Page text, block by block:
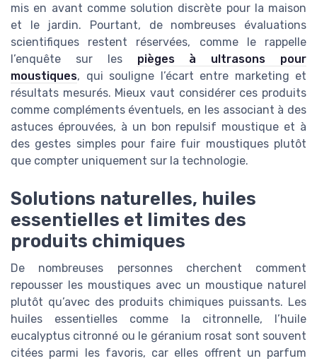
mis en avant comme solution discrète pour la maison
et le jardin. Pourtant, de nombreuses évaluations
scientifiques restent réservées, comme le rappelle
l’enquête sur les pièges à ultrasons pour
moustiques, qui souligne l’écart entre marketing et
résultats mesurés. Mieux vaut considérer ces produits
comme compléments éventuels, en les associant à des
astuces éprouvées, à un bon repulsif moustique et à
des gestes simples pour faire fuir moustiques plutôt
que compter uniquement sur la technologie.
Solutions naturelles, huiles
essentielles et limites des
produits chimiques
De nombreuses personnes cherchent comment
repousser les moustiques avec un moustique naturel
plutôt qu’avec des produits chimiques puissants. Les
huiles essentielles comme la citronnelle, l’huile
eucalyptus citronné ou le géranium rosat sont souvent
citées parmi les favoris, car elles offrent un parfum